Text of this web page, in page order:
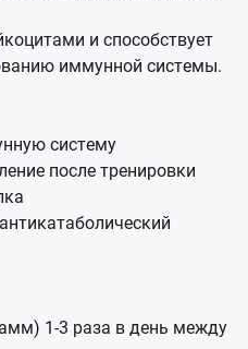
и способствует
иммунной системы.
систему
после тренировки
1-3 раза в день между